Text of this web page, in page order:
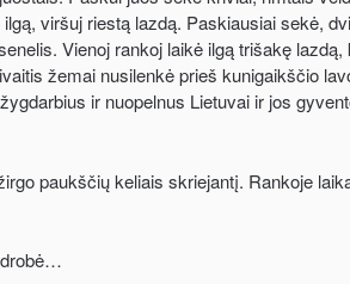
viršuj riestą lazdą. Paskiausiai sekė,
Vienoj rankoj laikė ilgą trišakę
žemai nusilenkė prieš kunigaikščio
ir nuopelnus Lietuvai ir jos
paukščių keliais skriejantį. Rankoje
drobė…